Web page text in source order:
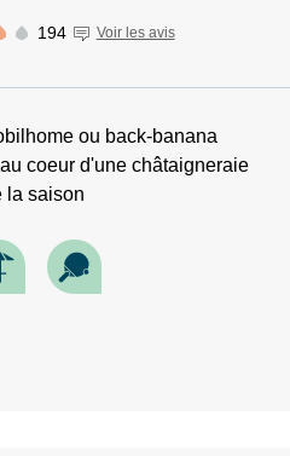
194 Voir les avis
ou back-banana
coeur d'une châtaigneraie
la saison